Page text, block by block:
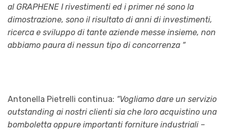
al GRAPHENE I rivestimenti ed i primer né sono la
dimostrazione, sono il risultato di anni di investimenti,
ricerca e sviluppo di tante aziende messe insieme, non
abbiamo paura di nessun tipo di concorrenza “
Antonella Pietrelli continua: “Vogliamo dare un servizio
outstanding ai nostri clienti sia che loro acquistino una
bomboletta oppure importanti forniture industriali –